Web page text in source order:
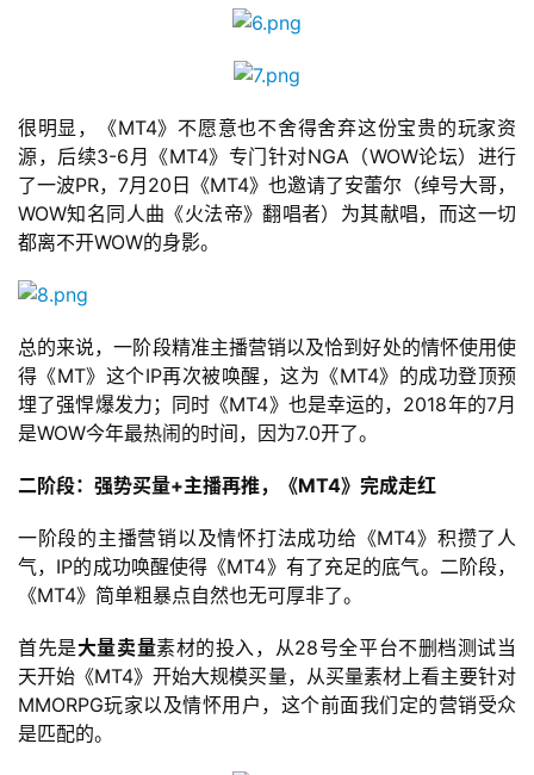
金
茶
奖
7
月
3
0
茶
对
接
会
上
很明显，《MT4》不愿意也不舍得舍弃这份宝贵的玩家资
源，后续3-6月《MT4》专门针对NGA（WOW论坛）进行
了一波PR，7月20日《MT4》也邀请了安蕾尔（绰号大哥，
WOW知名同人曲《火法帝》翻唱者）为其献唱，而这一切
都离不开WOW的身影。
总的来说，一阶段精准主播营销以及恰到好处的情怀使用使
得《MT》这个IP再次被唤醒，这为《MT4》的成功登顶预
埋了强悍爆发力；同时《MT4》也是幸运的，2018年的7月
是WOW今年最热闹的时间，因为7.0开了。
二阶段：强势买量+主播再推，《MT4》完成走红
一阶段的主播营销以及情怀打法成功给《MT4》积攒了人
气，IP的成功唤醒使得《MT4》有了充足的底气。二阶段，
《MT4》简单粗暴点自然也无可厚非了。
首先是大量卖量素材的投入，从28号全平台不删档测试当
天开始《MT4》开始大规模买量，从买量素材上看主要针对
MMORPG玩家以及情怀用户，这个前面我们定的营销受众
是匹配的。